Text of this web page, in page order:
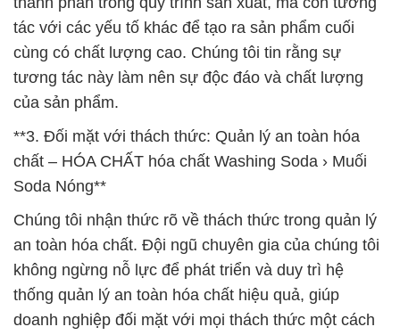
tác với các yếu tố khác để tạo ra sản phẩm cuối
cùng có chất lượng cao. Chúng tôi tin rằng sự
tương tác này làm nên sự độc đáo và chất lượng
của sản phẩm.
**3. Đối mặt với thách thức: Quản lý an toàn hóa
chất – HÓA CHẤT hóa chất Washing Soda › Muối
Soda Nóng**
Chúng tôi nhận thức rõ về thách thức trong quản lý
an toàn hóa chất. Đội ngũ chuyên gia của chúng tôi
không ngừng nỗ lực để phát triển và duy trì hệ
thống quản lý an toàn hóa chất hiệu quả, giúp
doanh nghiệp đối mặt với mọi thách thức một cách